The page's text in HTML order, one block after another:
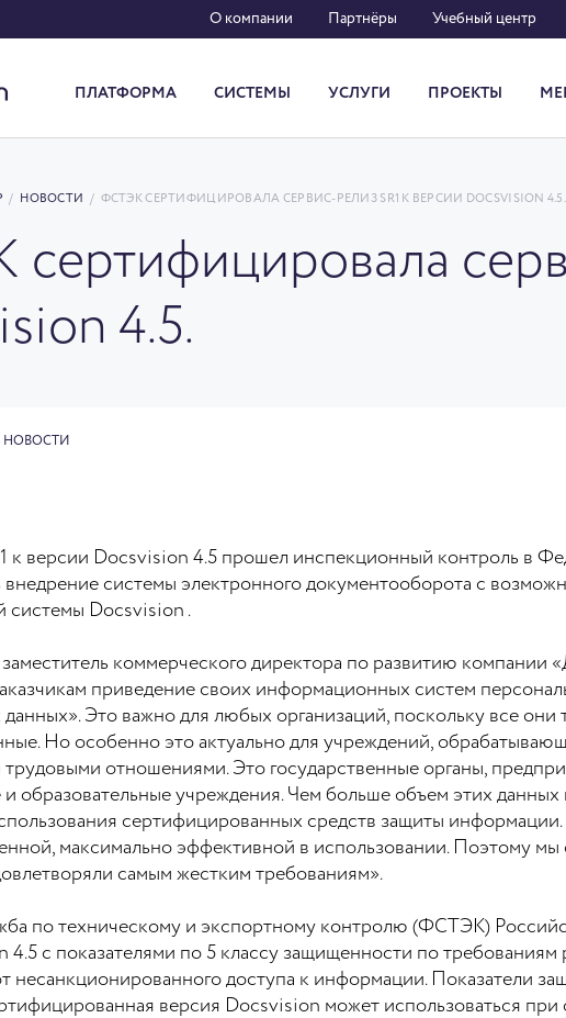
О компании Партнёры Учебный центр
ПЛАТФОРМА СИСТЕМЫ УСЛУГИ ПРОЕКТЫ
/ НОВОСТИ / ФСТЭК СЕРТИФИЦИРОВАЛА СЕРВИС-РЕЛИЗ SR1 К ВЕРСИИ DOCSVISION 4.5.
4.5.
НОВОСТИ
к версии Docsvision 4.5 прошел инспекционный контроль в
внедрение системы электронного документооборота с
системы Docsvision .
заместитель коммерческого директора по развитию
приведение своих информационных систем
Это важно для любых организаций, поскольку все
Но особенно это актуально для учреждений,
отношениями. Это государственные органы,
и образовательные учреждения. Чем больше объем этих
сертифицированных средств защиты
максимально эффективной в использовании. Поэтому
самым жестким требованиям».
по техническому и экспортному контролю (ФСТЭК)
4.5 с показателями по 5 классу защищенности по
несанкционированного доступа к информации. Показатели
версия Docsvision может использоваться